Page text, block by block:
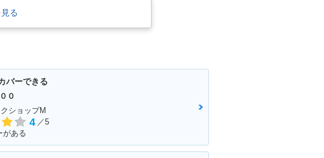
る
バーできる
０
ショップM
4 ／5
がある